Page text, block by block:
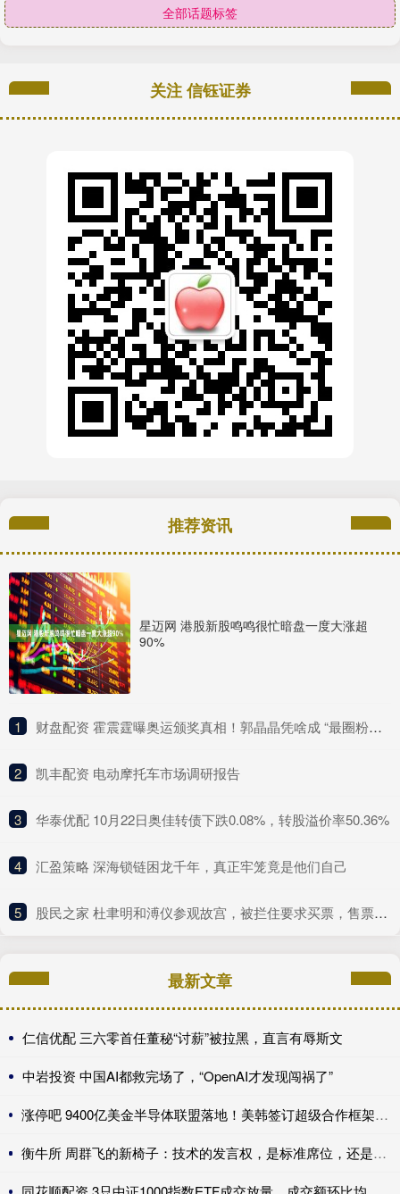
全部话题标签
关注 信钰证券
推荐资讯
星迈网 港股新股鸣鸣很忙暗盘一度大涨超
90%
1 ​财盘配资 霍震霆曝奥运颁奖真相！郭晶晶凭啥成 “最圈粉豪门媳妇”？
2 ​凯丰配资 电动摩托车市场调研报告
3 ​华泰优配 10月22日奥佳转债下跌0.08%，转股溢价率50.36%
4 ​汇盈策略 深海锁链困龙千年，真正牢笼竟是他们自己
5 ​股民之家 杜聿明和溥仪参观故宫，被拦住要求买票，售票员：溥仪在也不行
最新文章
仁信优配 三六零首任董秘“讨薪”被拉黑，直言有辱斯文
中岩投资 中国AI都救完场了，“OpenAI才发现闯祸了”
涨停吧 9400亿美金半导体联盟落地！美韩签订超级合作框架，全球AI产业链迎来格局重写
衡牛所 周群飞的新椅子：技术的发言权，是标准席位，还是良率刻度？